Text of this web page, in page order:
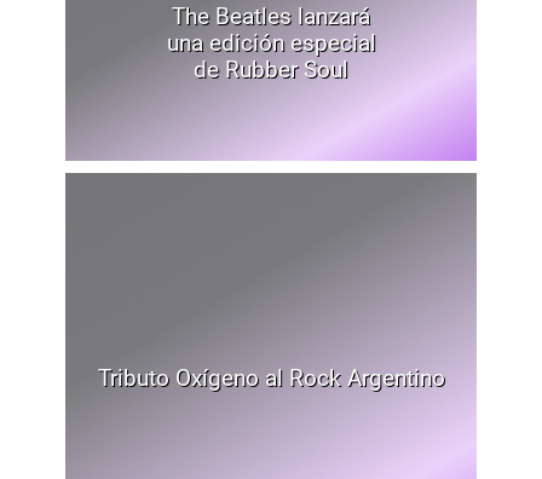
The Beatles lanzará
una edición especial
de Rubber Soul
Tributo Oxígeno al Rock Argentino